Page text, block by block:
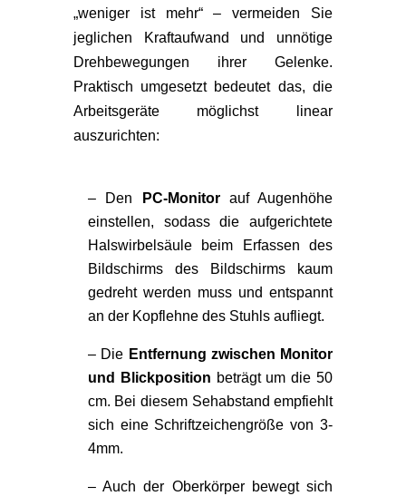
„weniger ist mehr“ – vermeiden Sie
jeglichen Kraftaufwand und unnötige
Drehbewegungen ihrer Gelenke.
Praktisch umgesetzt bedeutet das, die
Arbeitsgeräte möglichst linear
auszurichten:
– Den PC-Monitorauf Augenhöhe
einstellen, sodass die aufgerichtete
Halswirbelsäule beim Erfassen des
Bildschirms des Bildschirms kaum
gedreht werden muss und entspannt
an der Kopflehne des Stuhls aufliegt.
– Die Entfernung zwischen Monitor
und Blickposition beträgt um die 50
cm. Bei diesem Sehabstand empfiehlt
sich eine Schriftzeichengröße von 3-
4mm.
– Auch der Oberkörper bewegt sich